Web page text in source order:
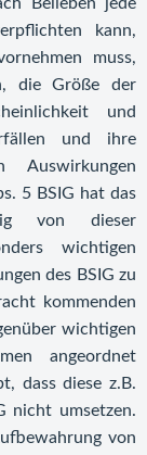
kann,
muss,
die Größe der
und
und ihre
Auswirkungen
5 BSIG hat das
von dieser
wichtigen
des BSIG zu
kommenden
wichtigen
angeordnet
dass diese z.B.
nicht umsetzen.
von